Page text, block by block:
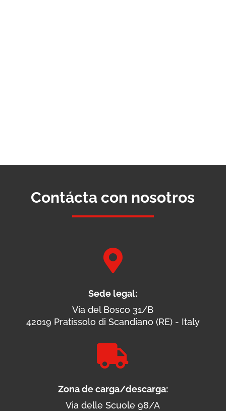
Contácta con nosotros

Sede legal:
Via del Bosco 31/B
42019 Pratissolo di Scandiano (RE) - Italy

Zona de carga/descarga:
Via delle Scuole 98/A